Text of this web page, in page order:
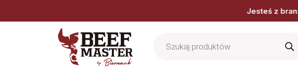
Jesteś z branży HoReCa?
produktów